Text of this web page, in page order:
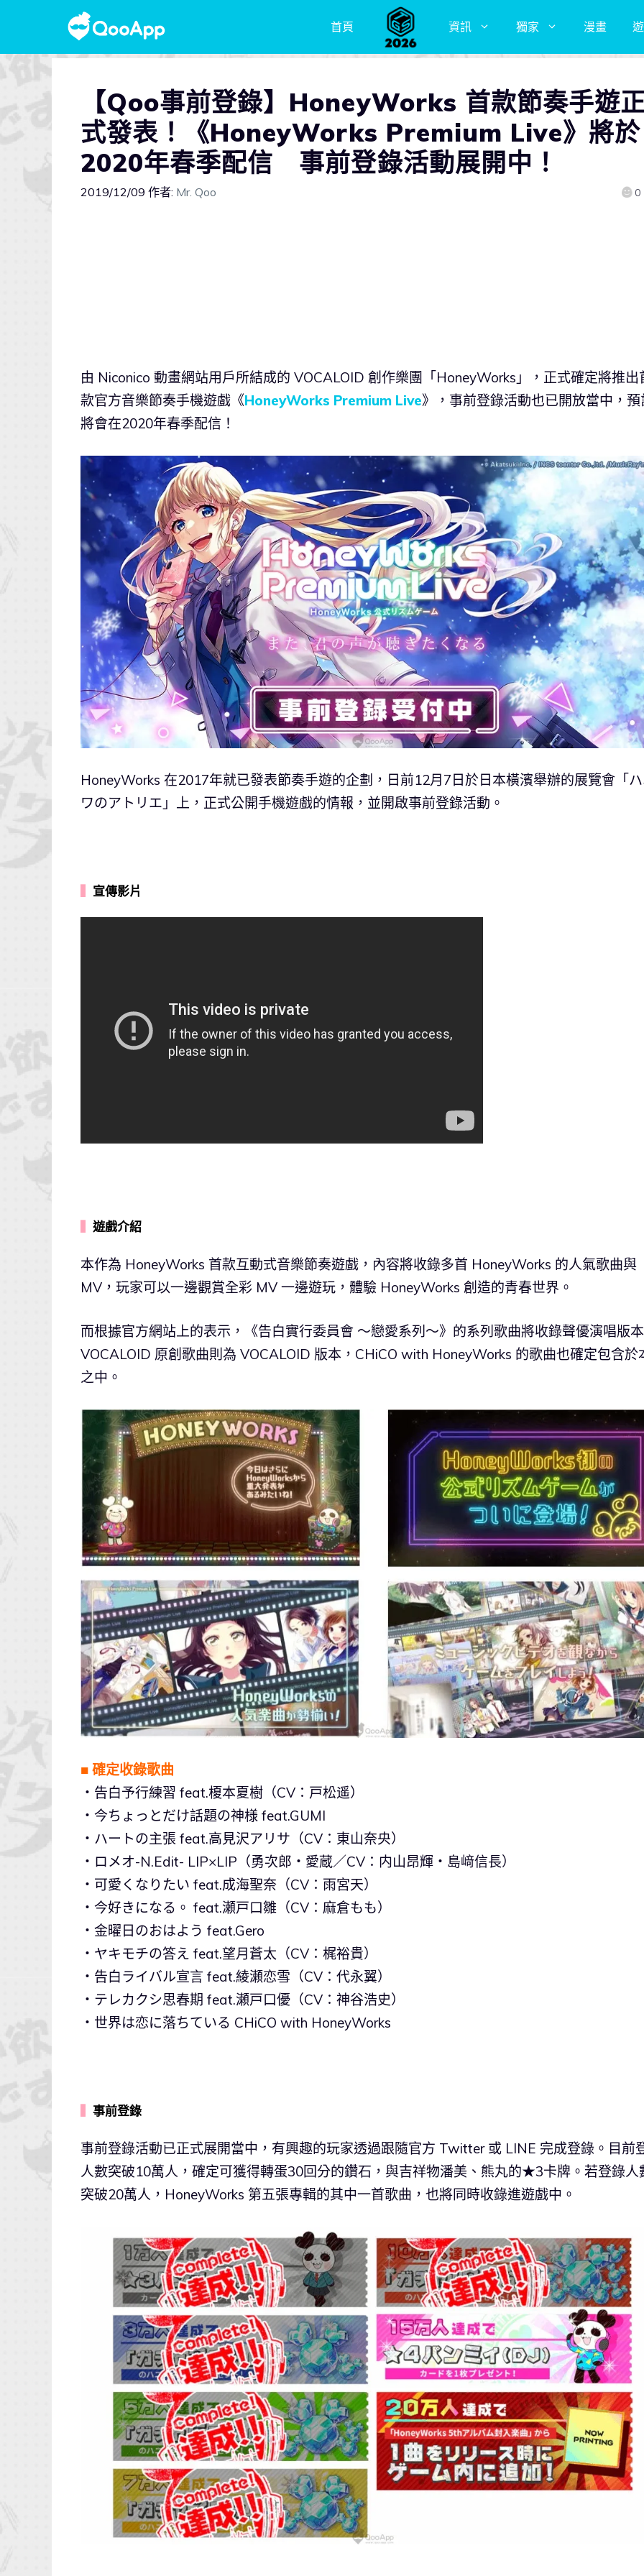
首頁 資訊 獨家 漫畫
【Qoo事前登錄】HoneyWorks 首款節奏手遊
式發表！《HoneyWorks Premium Live》將於
2020年春季配信 事前登錄活動展開中！
2019/12/09 作者: Mr. Qoo 0
由 Niconico 動畫網站用戶所結成的 VOCALOID 創作樂團「HoneyWorks」，正式確定將推出
款官方音樂節奏手機遊戲《HoneyWorks Premium Live》，事前登錄活動也已開放當中，預
將會在2020年春季配信！
HoneyWorks 在2017年就已發表節奏手遊的企劃，日前12月7日於日本橫濱舉辦的展覽會「
ワのアトリエ」上，正式公開手機遊戲的情報，並開啟事前登錄活動。
宣傳影片
遊戲介紹
本作為 HoneyWorks 首款互動式音樂節奏遊戲，內容將收錄多首 HoneyWorks 的人氣歌曲與
MV，玩家可以一邊觀賞全彩 MV 一邊遊玩，體驗 HoneyWorks 創造的青春世界。
而根據官方網站上的表示，《告白實行委員會 ～戀愛系列～》的系列歌曲將收錄聲優演唱版
VOCALOID 原創歌曲則為 VOCALOID 版本，CHiCO with HoneyWorks 的歌曲也確定包含於
之中。
■ 確定收錄歌曲
・告白予行練習 feat.榎本夏樹（CV：戸松遥）
・今ちょっとだけ話題の神様 feat.GUMI
・ハートの主張 feat.高見沢アリサ（CV：東山奈央）
・ロメオ-N.Edit- LIP×LIP（勇次郎・愛蔵／CV：内山昂輝・島﨑信長）
・可愛くなりたい feat.成海聖奈（CV：雨宮天）
・今好きになる。 feat.瀬戸口雛（CV：麻倉もも）
・金曜日のおはよう feat.Gero
・ヤキモチの答え feat.望月蒼太（CV：梶裕貴）
・告白ライバル宣言 feat.綾瀬恋雪（CV：代永翼）
・テレカクシ思春期 feat.瀬戸口優（CV：神谷浩史）
・世界は恋に落ちている CHiCO with HoneyWorks
事前登錄
事前登錄活動已正式展開當中，有興趣的玩家透過跟隨官方 Twitter 或 LINE 完成登錄。目前
人數突破10萬人，確定可獲得轉蛋30回分的鑽石，與吉祥物潘美、熊丸的★3卡牌。若登錄人
突破20萬人，HoneyWorks 第五張專輯的其中一首歌曲，也將同時收錄進遊戲中。